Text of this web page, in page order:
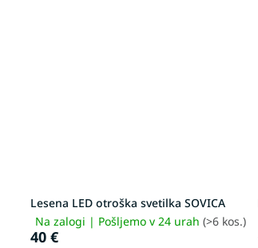
Lesena LED otroška svetilka SOVICA
Na zalogi | Pošljemo v 24 urah(>6 kos.)
40 €